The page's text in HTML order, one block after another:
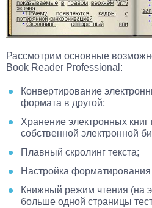
Рассмотрим основные
Book Reader Professional:
Конвертирование
формата в другой;
Хранение электронных книг
собственной электронной
Плавный скролинг текста;
Настройка форматирования
Книжный режим чтения (на
больше одной страницы